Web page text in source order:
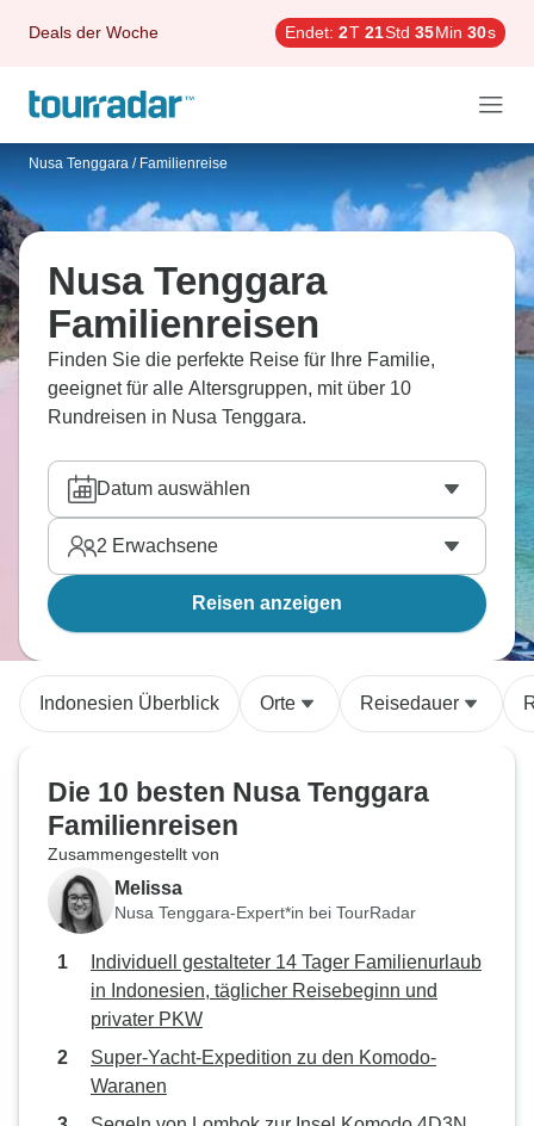
Deals der Woche Endet: 2T 21Std 35Min 29s
Nusa Tenggara / Familienreise
Nusa Tenggara
Familienreisen
Finden Sie die perfekte Reise für Ihre Familie,
geeignet für alle Altersgruppen, mit über 10
Rundreisen in Nusa Tenggara.
Datum auswählen
2 Erwachsene
Reisen anzeigen
Indonesien Überblick Orte Reisedauer
Die 10 besten Nusa Tenggara
Familienreisen
Zusammengestellt von
Melissa
Nusa Tenggara-Expert*in bei TourRadar
Individuell gestalteter 14 Tager Familienurlaub
in Indonesien, täglicher Reisebeginn und
privater PKW
Super-Yacht-Expedition zu den Komodo-
Waranen